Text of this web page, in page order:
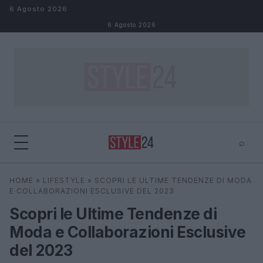
Salta al contenuto
6 Agosto 2026
6 Agosto 2026
⌕
Cerca ⌕ ×
HOME » LIFESTYLE » SCOPRI LE ULTIME TENDENZE DI MODA
E COLLABORAZIONI ESCLUSIVE DEL 2023
Scopri le Ultime Tendenze di
Moda e Collaborazioni Esclusive
del 2023